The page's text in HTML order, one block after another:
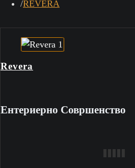
REVERA
Revera
Ентериерно Совршенство